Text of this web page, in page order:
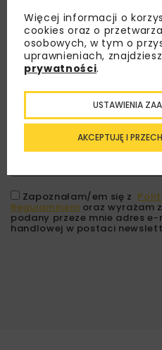
Lubisz wiedzieć
Zapisz się do
nas najlepsze
zaproszenia na
dedykowane akcje
Zapoznałam/em się z
Regulaminem oraz wyrażam
podany przeze mnie adres
handlowej w postaci
Więcej informacji o
cookies oraz o
osobowych, w tym o
uprawnieniach,
prywatności.
AKCEPTUJĘ I
USTAWIENIA